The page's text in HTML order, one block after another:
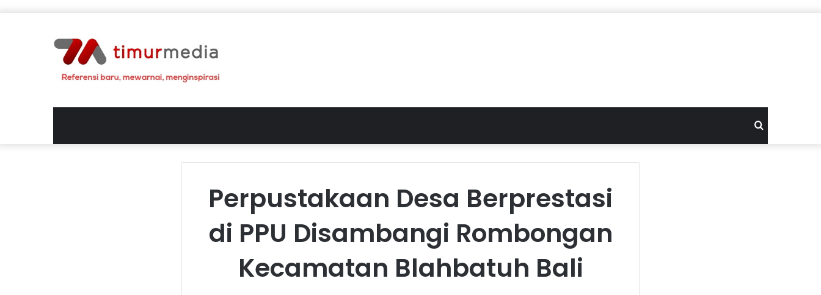
Perpustakaan Desa Berprestasi
di PPU Disambangi Rombongan
Kecamatan Blahbatuh Bali